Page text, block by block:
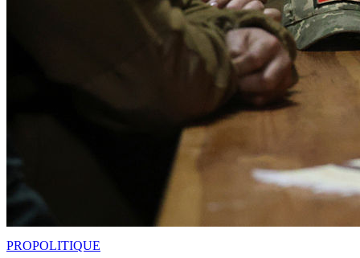
PROPOLITIQUE